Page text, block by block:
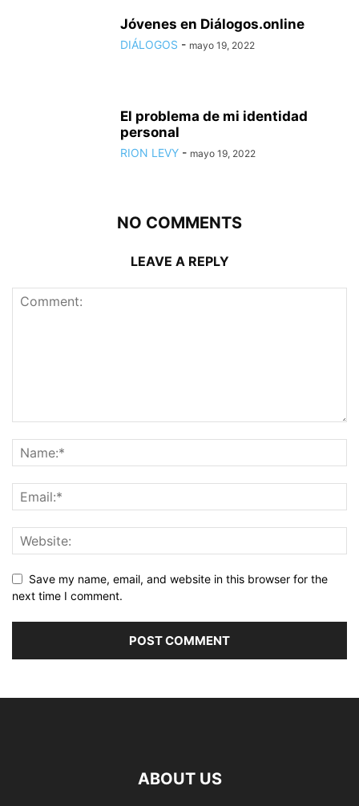
Jóvenes en Diálogos.online
DIÁLOGOS - mayo 19, 2022
El problema de mi identidad
personal
RION LEVY - mayo 19, 2022
NO COMMENTS
LEAVE A REPLY
Save my name, email, and website in this browser for the
next time I comment.
ABOUT US